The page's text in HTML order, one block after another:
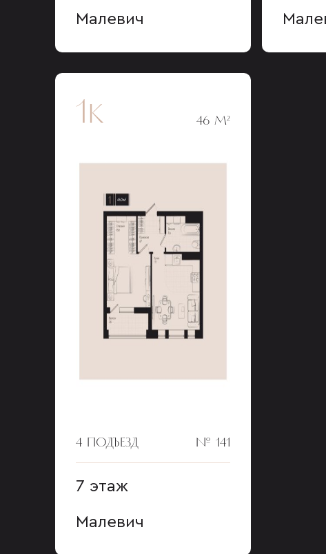
Малевич
1к 46 М²
4 ПОДЪЕЗД № 141
7 этаж
Малевич